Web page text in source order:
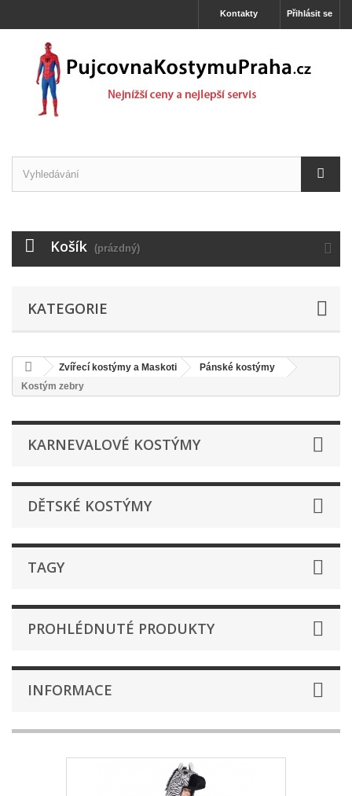
Přihlásit se
Kontakty
Košík (prázdný)
KATEGORIE
Zvířecí kostýmy a Maskoti
Pánské kostýmy
Kostým zebry
KARNEVALOVÉ KOSTÝMY
DĚTSKÉ KOSTÝMY
TAGY
PROHLÉDNUTÉ PRODUKTY
INFORMACE